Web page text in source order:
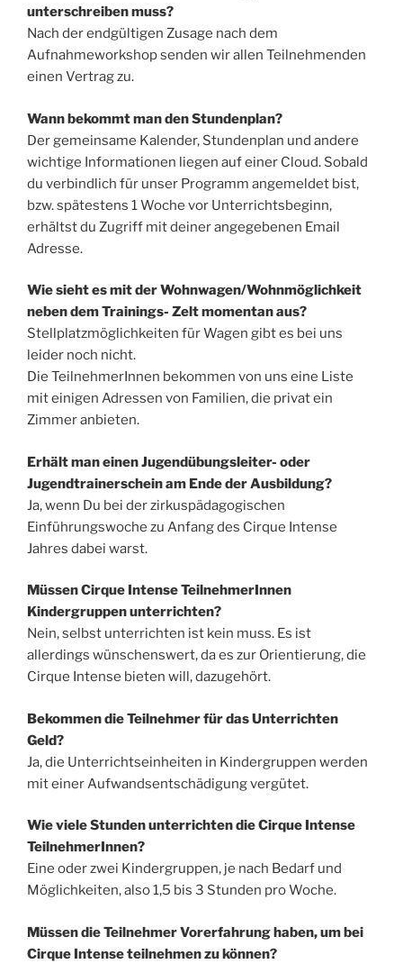
unterschreiben muss?
Nach der endgültigen Zusage nach dem
Aufnahmeworkshop senden wir allen Teilnehmenden
einen Vertrag zu.
Wann bekommt man den Stundenplan?
Der gemeinsame Kalender, Stundenplan und andere
wichtige Informationen liegen auf einer Cloud. Sobald
du verbindlich für unser Programm angemeldet bist,
bzw. spätestens 1 Woche vor Unterrichtsbeginn,
erhältst du Zugriff mit deiner angegebenen Email
Adresse.
Wie sieht es mit der Wohnwagen/Wohnmöglichkeit
neben dem Trainings- Zelt momentan aus?
Stellplatzmöglichkeiten für Wagen gibt es bei uns
leider noch nicht.
Die TeilnehmerInnen bekommen von uns eine Liste
mit einigen Adressen von Familien, die privat ein
Zimmer anbieten.
Erhält man einen Jugendübungsleiter- oder
Jugendtrainerschein am Ende der Ausbildung?
Ja, wenn Du bei der zirkuspädagogischen
Einführungswoche zu Anfang des Cirque Intense
Jahres dabei warst.
Müssen Cirque Intense TeilnehmerInnen
Kindergruppen unterrichten?
Nein, selbst unterrichten ist kein muss. Es ist
allerdings wünschenswert, da es zur Orientierung, die
Cirque Intense bieten will, dazugehört.
Bekommen die Teilnehmer für das Unterrichten
Geld?
Ja, die Unterrichtseinheiten in Kindergruppen werden
mit einer Aufwandsentschädigung vergütet.
Wie viele Stunden unterrichten die Cirque Intense
TeilnehmerInnen?
Eine oder zwei Kindergruppen, je nach Bedarf und
Möglichkeiten, also 1,5 bis 3 Stunden pro Woche.
Müssen die Teilnehmer Vorerfahrung haben, um bei
Cirque Intense teilnehmen zu können?